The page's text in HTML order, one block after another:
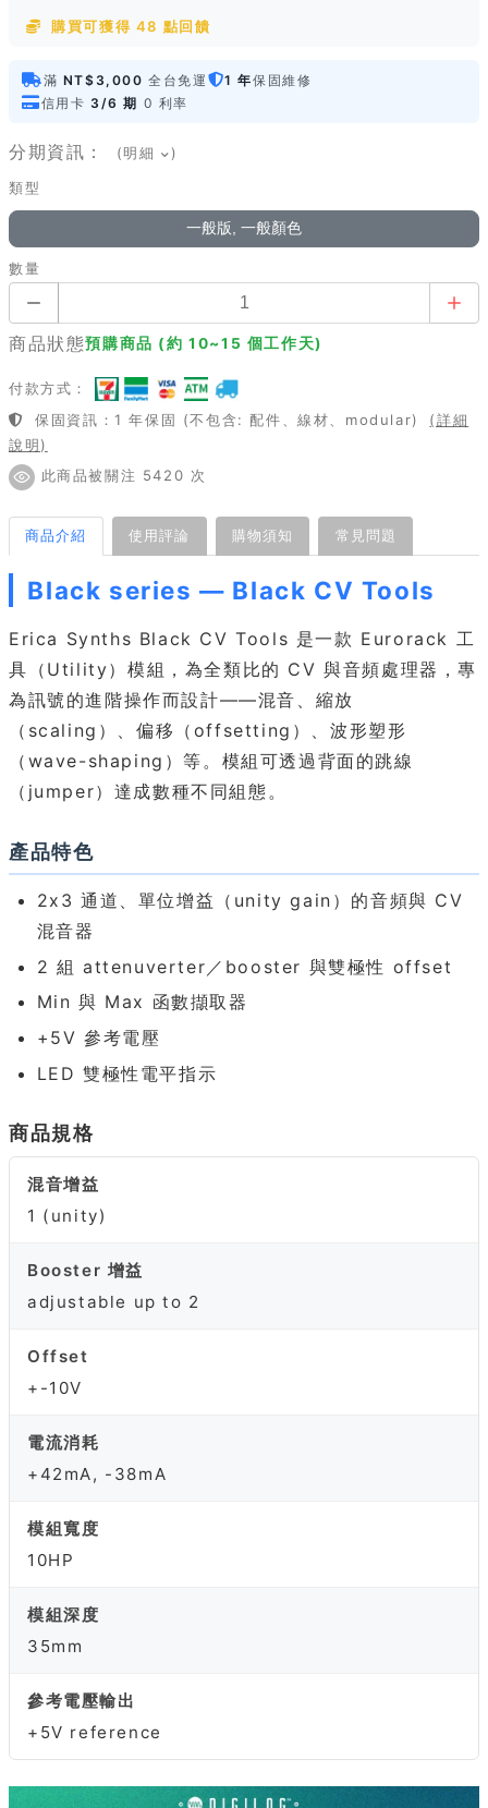
購買可獲得 48 點回饋
滿 NT$3,000 全台免運 1 年保固維修
信用卡 3/6 期 0 利率
分期資訊： (明細 )
類型
一般版, 一般顏色
數量
商品狀態預購商品 (約 10~15 個工作天)
付款方式：
保固資訊：1 年保固 (不包含: 配件、線材、modular)
(詳細
說明)
此商品被關注 5420 次
商品介紹 使用評論 購物須知 常見問題
Black series — Black CV Tools
Erica Synths Black CV Tools 是一款 Eurorack 工
具（Utility）模組，為全類比的 CV 與音頻處理器，專
為訊號的進階操作而設計——混音、縮放
（scaling）、偏移（offsetting）、波形塑形
（wave-shaping）等。模組可透過背面的跳線
（jumper）達成數種不同組態。
產品特色
2x3 通道、單位增益（unity gain）的音頻與 CV
混音器
2 組 attenuverter／booster 與雙極性 offset
Min 與 Max 函數擷取器
+5V 參考電壓
LED 雙極性電平指示
商品規格
混音增益
1 (unity)
Booster 增益
adjustable up to 2
Offset
+-10V
電流消耗
+42mA, -38mA
模組寬度
10HP
模組深度
35mm
參考電壓輸出
+5V reference